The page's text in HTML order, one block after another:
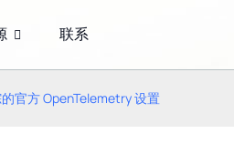
联系
官方 OpenTelemetry 设置